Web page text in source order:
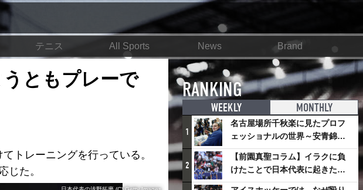
テニス All Sports News Brand
ともプレーで
トレーニングを行っている。
じた。
RANKING
WEEKLY MONTHLY
1
名古屋場所千秋楽に見たプロフ
ェッショナルの世界～安青錦の
優勝を巡るさまざまなドラマ
2
【前園真聖コラム】イラクに負
けたことで日本代表に起きたプ
ラスとは